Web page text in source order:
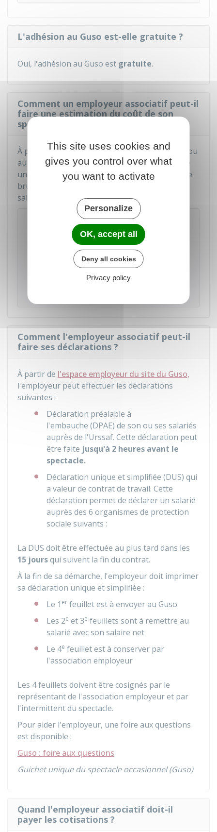
L'adhésion au Guso est-elle gratuite ?
Oui, l'adhésion au Guso est gratuite.
Comment un employeur associatif peut-il
faire une estimation du coût de son
spectacle ?
À partir de l'espace employeur du site du Guso ou
au moyen du simulateur, l'employeur peut faire
une estimation du coût de son spectacle : salaire
brut du salarié, cotisations sociales (parts
salariale et patronale) et budget global.
Calculer les cotisations sociales pour
l'embauche d'un salarié occasionnel du
spectacle vivant
Accéder au Simulateur
Comment l'employeur associatif peut-il
faire ses déclarations ?
À partir de l'espace employeur du site du Guso,
l'employeur peut effectuer les déclarations
suivantes :
Déclaration préalable à
l'embauche (DPAE) de son ou ses salariés
auprès de l'Urssaf. Cette déclaration peut
être faite jusqu'à 2 heures avant le
spectacle.
Déclaration unique et simplifiée (DUS) qui
a valeur de contrat de travail. Cette
déclaration permet de déclarer un salarié
auprès des 6 organismes de protection
sociale suivants :
La DUS doit être effectuée au plus tard dans les
15 joursqui suivent la fin du contrat.
À la fin de sa démarche, l'employeur doit imprimer
sa déclaration unique et simplifiée :
Le 1 er feuillet est à envoyer au Guso
Les 2e et 3e feuillets sont à remettre au
salarié avec son salaire net
Le 4e feuillet est à conserver par
l'association employeur
Les 4 feuillets doivent être cosignés par le
représentant de l'association employeur et par
l'intermittent du spectacle.
Pour aider l'employeur, une foire aux questions
est disponible :
Guso : foire aux questions
Guichet unique du spectacle occasionnel (Guso)
Quand l'employeur associatif doit-il
payer les cotisations ?
This site uses cookies and
gives you control over what
you want to activate
Personalize
OK, accept all
Deny all cookies
Privacy policy